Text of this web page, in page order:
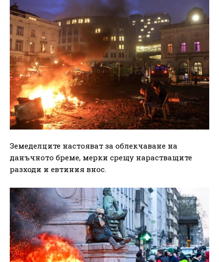
Земеделците настояват за облекчаване на
данъчното бреме, мерки срещу нарастващите
разходи и евтиния внос.